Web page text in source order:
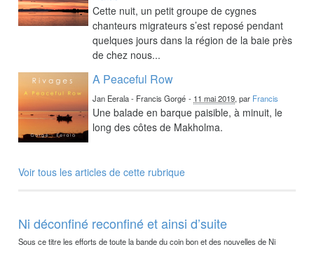
Cette nuit, un petit groupe de cygnes
chanteurs migrateurs s’est reposé pendant
quelques jours dans la région de la baie près
de chez nous...
A Peaceful Row
Jan Eerala - Francis Gorgé - 11 mai 2019, par Francis
Une balade en barque paisible, à minuit, le
long des côtes de Makholma.
Voir tous les articles de cette rubrique
Ni déconfiné reconfiné et ainsi d’suite
Sous ce titre les efforts de toute la bande du coin bon et des nouvelles de Ni